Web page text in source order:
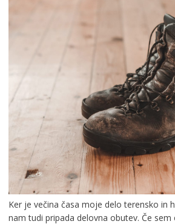
Ker je večina časa moje delo terensko in
nam tudi pripada delovna obutev. Če